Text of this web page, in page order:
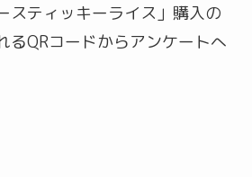
スティッキーライス」購入の
るQRコードからアンケートへ